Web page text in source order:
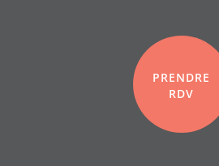
PRENDRE
RDV